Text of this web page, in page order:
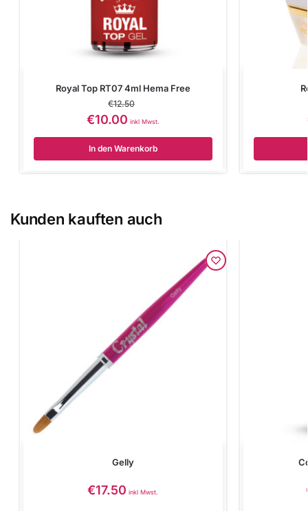
Royal Top RT07 4ml Hema Free
€12.50
€10.00 inkl Mwst.
In den Warenkorb
Kunden kauften auch
Gelly
€17.50 inkl Mwst.